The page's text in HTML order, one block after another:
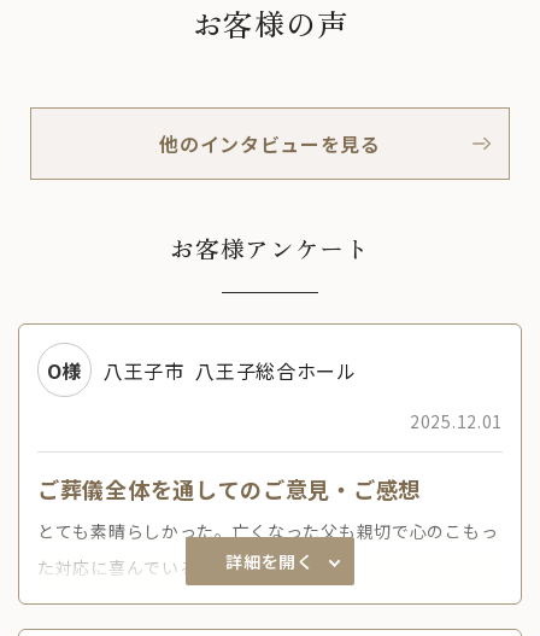
お客様の声
他のインタビューを見る
お客様アンケート
O様 八王子市 八王子総合ホール
2025.12.01
ご葬儀全体を通してのご意見・ご感想
とても素晴らしかった。亡くなった父も親切で心のこもっ
た対応に喜んでいると思います。
詳細を開く